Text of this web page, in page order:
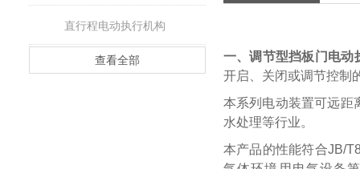
直行程电动执行机构
查看全部
一、调节型挡板门电动
开启、关闭或调节控制
本系列电动装置可远距
水处理等行业。
本产品的性能符合JB/